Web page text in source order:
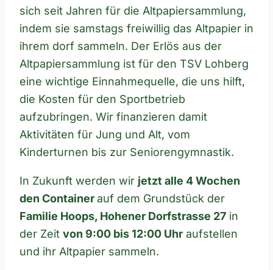
sich seit Jahren für die Altpapiersammlung,
indem sie samstags freiwillig das Altpapier in
ihrem dorf sammeln. Der Erlös aus der
Altpapiersammlung ist für den TSV Lohberg
eine wichtige Einnahmequelle, die uns hilft,
die Kosten für den Sportbetrieb
aufzubringen. Wir finanzieren damit
Aktivitäten für Jung und Alt, vom
Kinderturnen bis zur Seniorengymnastik.
In Zukunft werden wir jetzt alle 4 Wochen
den Containerauf dem Grundstück der
Familie Hoops, Hohener Dorfstrasse 27 in
der Zeit von 9:00 bis 12:00 Uhr aufstellen
und ihr Altpapier sammeln.